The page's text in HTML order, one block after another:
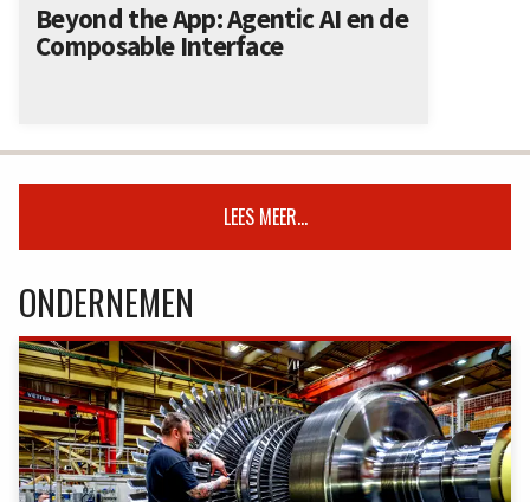
Beyond the App: Agentic AI en de
Composable Interface
LEES MEER...
ONDERNEMEN